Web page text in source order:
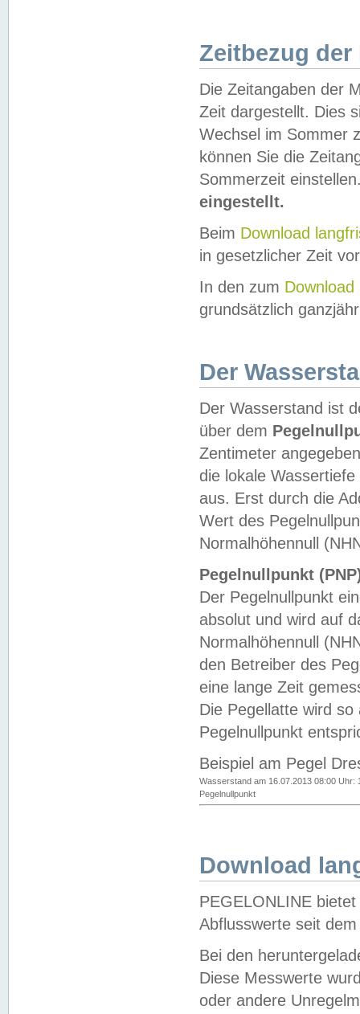
Zeitbezug der
Die Zeitangaben der
Zeit dargestellt. Dies
Wechsel im Sommer
können Sie die
Sommerzeit
eingestellt.
Beim Download
in gesetzlicher Zeit
In den zum Download
grundsätzlich
Der
Der Wasserstand ist
über dem
Zentimeter
die lokale
aus. Erst durch die
Wert des
Normalhöhennull
Pegelnullpunkt
Der Pegelnullpunkt
absolut und wird auf
Normalhöhennull
den Betreiber des
eine lange Zeit
Die Pegellatte wird
Pegelnullpunkt
Beispiel am Pegel
Wasserstand am 16.07.2013 08:00 Uhr:
Pegelnullpunkt
Download
PEGELONLINE
Abflusswerte seit
Bei den
Diese Messwerte
oder andere